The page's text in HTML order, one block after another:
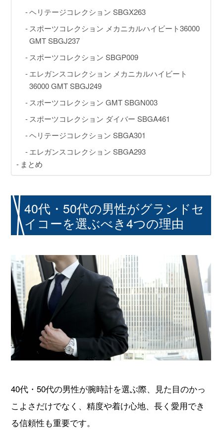
ヘリテージコレクション SBGX263
スポーツコレクション メカニカルハイビート36000
GMT SBGJ237
スポーツコレクション SBGP009
エレガンスコレクション メカニカルハイビート
36000 GMT SBGJ249
スポーツコレクション GMT SBGN003
スポーツコレクション ダイバー SBGA461
ヘリテージコレクション SBGA301
エレガンスコレクション SBGA293
まとめ
40代・50代の男性がグランドセ
イコーを選ぶべき4つの理由
40代・50代の男性が腕時計を選ぶ際、見た目のかっ
こよさだけでなく、精度や着け心地、長く愛用でき
る信頼性も重要です。